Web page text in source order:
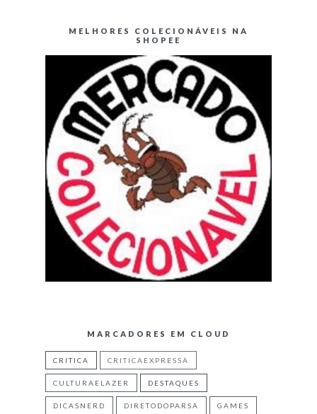
MELHORES COLECIONÁVEIS NA
SHOPEE
MARCADORES EM CLOUD
CRITICA CRITICAEXPRESSA
CULTURAELAZER DESTAQUES
DICASNERD DIRETODOPARSA GAMES